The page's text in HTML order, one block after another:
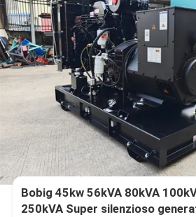
Bobig 45kw 56kVA 80kVA
250kVA Super silenzioso